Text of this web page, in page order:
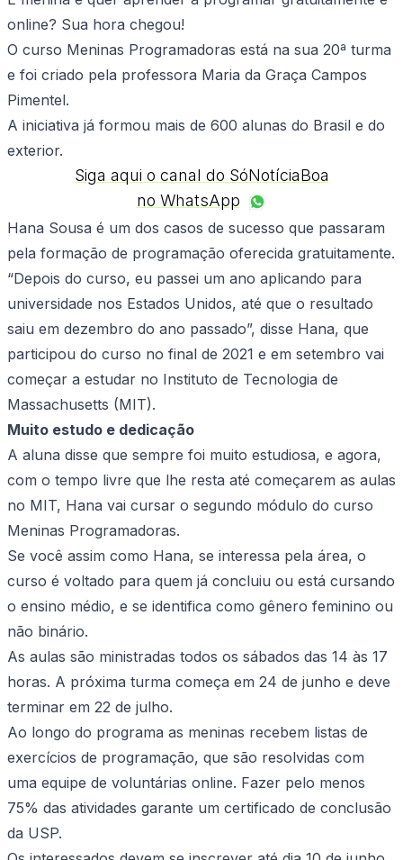
online? Sua hora chegou!
O curso Meninas Programadoras está na sua 20ª turma
e foi criado pela professora Maria da Graça Campos
Pimentel.
A iniciativa já formou mais de 600 alunas do Brasil e do
exterior.
Siga aqui o canal do SóNotíciaBoa
no WhatsApp
Hana Sousa é um dos casos de sucesso que passaram
pela formação de programação oferecida gratuitamente.
“Depois do curso, eu passei um ano aplicando para
universidade nos Estados Unidos, até que o resultado
saiu em dezembro do ano passado”, disse Hana, que
participou do curso no final de 2021 e em setembro vai
começar a estudar no Instituto de Tecnologia de
Massachusetts (MIT).
Muito estudo e dedicação
A aluna disse que sempre foi muito estudiosa, e agora,
com o tempo livre que lhe resta até começarem as aulas
no MIT, Hana vai cursar o segundo módulo do curso
Meninas Programadoras.
Se você assim como Hana, se interessa pela área, o
curso é voltado para quem já concluiu ou está cursando
o ensino médio, e se identifica como gênero feminino ou
não binário.
As aulas são ministradas todos os sábados das 14 às 17
horas. A próxima turma começa em 24 de junho e deve
terminar em 22 de julho.
Ao longo do programa as meninas recebem listas de
exercícios de programação, que são resolvidas com
uma equipe de voluntárias online. Fazer pelo menos
75% das atividades garante um certificado de conclusão
da USP.